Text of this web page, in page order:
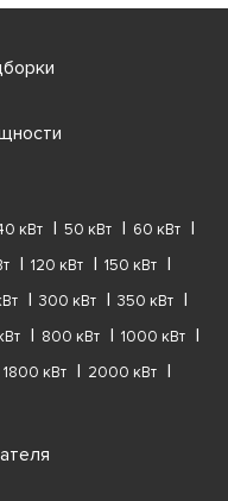
кВт 50 кВт
60 кВт
120 кВт
150 кВт
300 кВт
350 кВт
800 кВт
1000 кВт
1800 кВт
2000 кВт